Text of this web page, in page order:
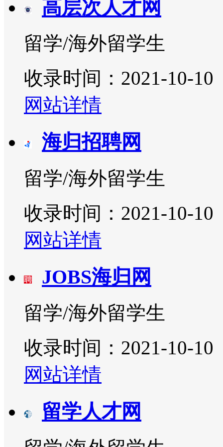
高层次人才网
留学/海外留学生
收录时间：2021-10-10
网站详情
海归招聘网
留学/海外留学生
收录时间：2021-10-10
网站详情
JOBS海归网
留学/海外留学生
收录时间：2021-10-10
网站详情
留学人才网